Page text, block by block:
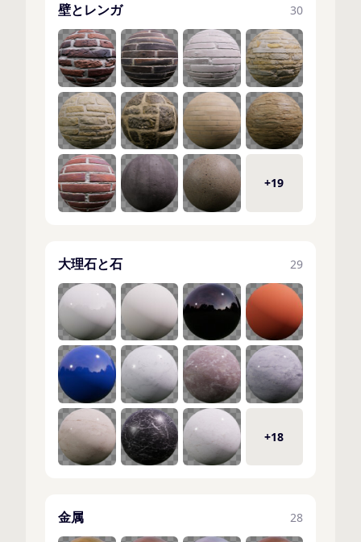
壁とレンガ 30
+19
大理石と石 29
+18
金属 28